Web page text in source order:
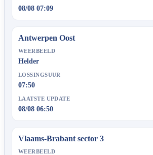
08/08 07:09
Antwerpen Oost
WEERBEELD
Helder
LOSSINGSUUR
07:50
LAATSTE UPDATE
08/08 06:50
Vlaams-Brabant sector 3
WEERBEELD